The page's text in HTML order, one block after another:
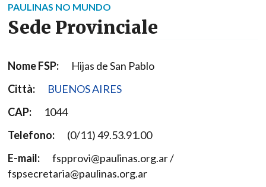
Onde Estamos
Recursos
PAULINAS NO MUNDO
Sede Provinciale
Nome FSP:
Hijas de San Pablo
Città:
BUENOS AIRES
CAP:
1044
Telefono:
(0/11) 49.53.91.00
E-mail:
fspprovi@paulinas.org.ar /
fspsecretaria@paulinas.org.ar